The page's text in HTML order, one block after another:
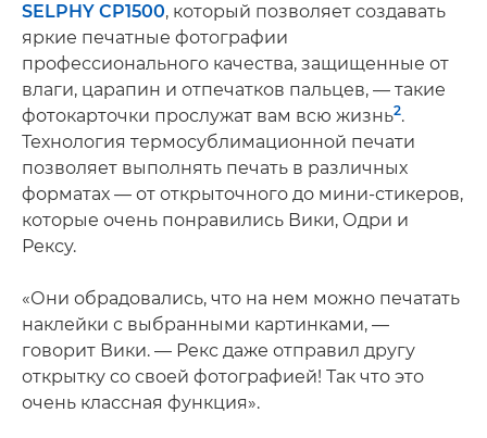
SELPHY CP1500, который позволяет создавать
яркие печатные фотографии
профессионального качества, защищенные от
влаги, царапин и отпечатков пальцев, — такие
фотокарточки прослужат вам всю жизнь2.
Технология термосублимационной печати
позволяет выполнять печать в различных
форматах — от открыточного до мини-стикеров,
которые очень понравились Вики, Одри и
Рексу.
«Они обрадовались, что на нем можно печатать
наклейки с выбранными картинками, —
говорит Вики. — Рекс даже отправил другу
открытку со своей фотографией! Так что это
очень классная функция».